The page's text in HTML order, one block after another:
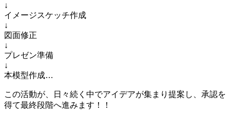
↓
イメージスケッチ作成
↓
図面修正
↓
プレゼン準備
↓
本模型作成…
この活動が、日々続く中でアイデアが集まり提案し、承認を
得て最終段階へ進みます！！